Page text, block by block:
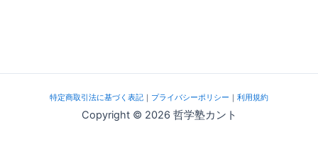
特定商取引法に基づく表記 ｜ プライバシーポリシー ｜ 利用規約
Copyright © 2026 哲学塾カント